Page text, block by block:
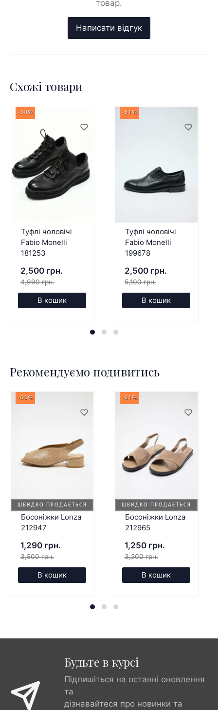
товар.
Схожі товари
-50%
Туфлі чоловічі
Fabio Monelli
181253
2,500 грн.
4,990 грн.
В кошик
-51%
Туфлі чоловічі
Fabio Monelli
199678
2,500 грн.
5,100 грн.
В кошик
Рекомендуємо подивитись
ШВИДКО ПРОДАЄТЬСЯ
-63%
Босоніжки Lonza
212947
1,290 грн.
3,500 грн.
В кошик
ШВИДКО ПРОДАЄТЬСЯ
-61%
Босоніжки Lonza
212965
1,250 грн.
3,200 грн.
В кошик
Будьте в курсі
Підпишіться на останні оновлення
та
дізнавайтеся про новинки та